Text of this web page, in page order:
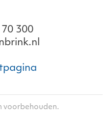
300
voorbehouden.